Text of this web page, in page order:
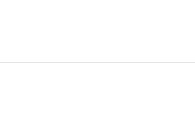
completa do barco, um passo a passo